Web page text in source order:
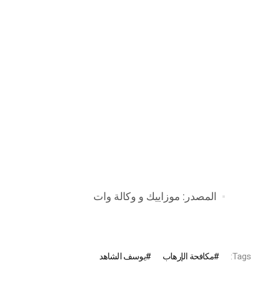
المصدر: موزاييك و وكالة وات
Tags: مكافحة الإرهاب يوسف الشاهد